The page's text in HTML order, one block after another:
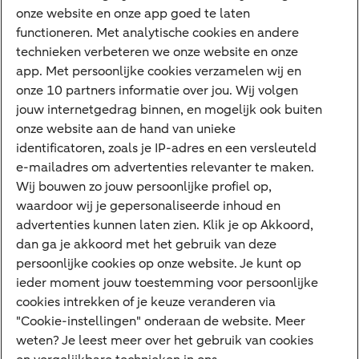
VraagHugo
Corporate Finance
Tikkie zakelijk
Cyber Veilig & Zeker
Private Banking
Interessant
Sectoren & trends
Ondernemersverhalen
Valutacentrum
Alles over PSD2
Business Community
onze website en onze app goed te laten
functioneren. Met analytische cookies en andere
technieken verbeteren we onze website en onze
app. Met persoonlijke cookies verzamelen wij en
onze 10 partners informatie over jou. Wij volgen
jouw internetgedrag binnen, en mogelijk ook buiten
onze website aan de hand van unieke
identificatoren, zoals je IP-adres en een versleuteld
e-mailadres om advertenties relevanter te maken.
Wij bouwen zo jouw persoonlijke profiel op,
waardoor wij je gepersonaliseerde inhoud en
advertenties kunnen laten zien. Klik je op Akkoord,
dan ga je akkoord met het gebruik van deze
persoonlijke cookies op onze website. Je kunt op
ieder moment jouw toestemming voor persoonlijke
cookies intrekken of je keuze veranderen via
"Cookie-instellingen" onderaan de website. Meer
weten? Je leest meer over het gebruik van cookies